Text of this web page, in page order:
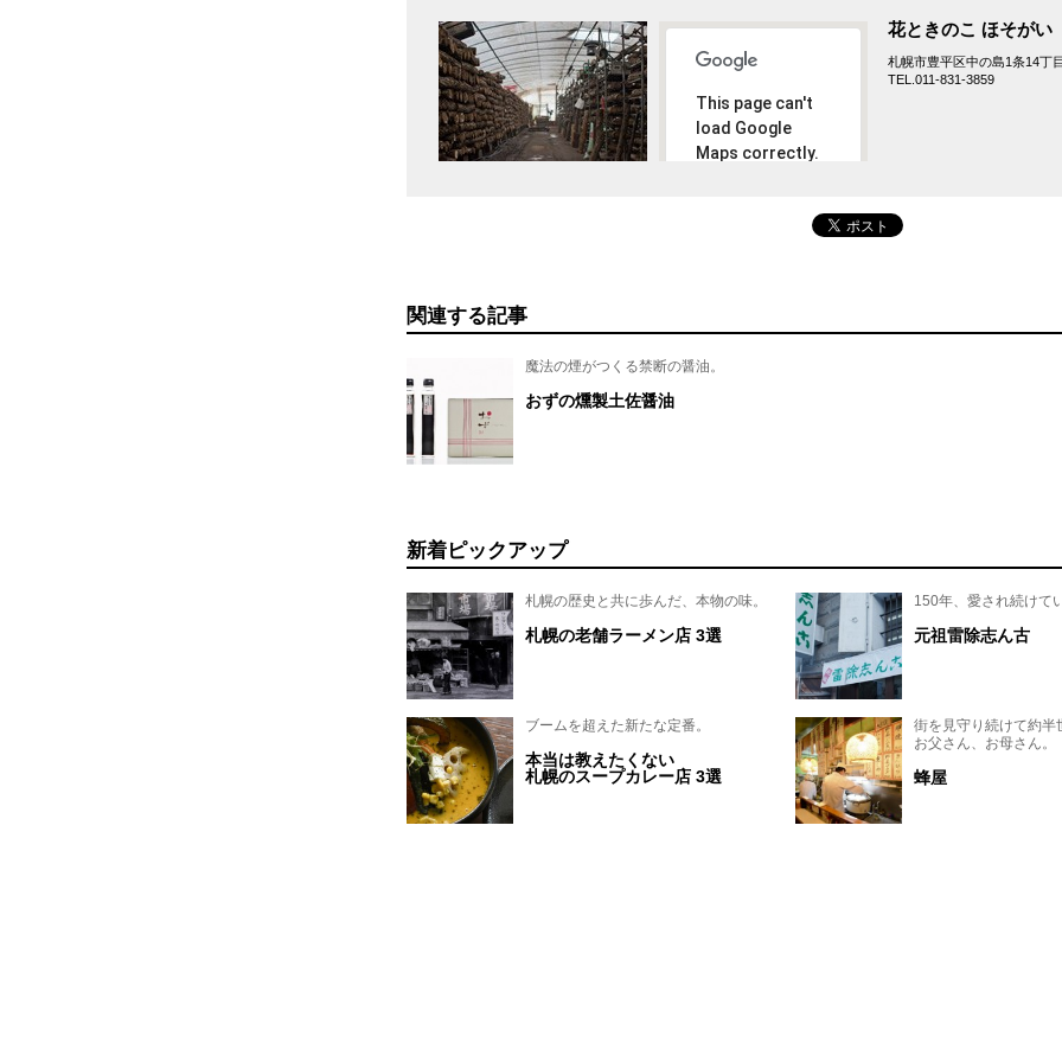
This page can't
load Google
Maps correctly.
OK
花ときのこ ほそがい
札幌市豊平区中の島1条14丁
TEL.011-831-3859
関連する記事
魔法の煙がつくる禁断の醤油。
おずの燻製土佐醤油
新着ピックアップ
札幌の歴史と共に歩んだ、本物の味。
札幌の老舗ラーメン店 3選
150年、愛され続けて
元祖雷除志ん古
ブームを超えた新たな定番。
本当は教えたくない
札幌のスープカレー店 3選
街を見守り続けて約半
お父さん、お母さん。
蜂屋